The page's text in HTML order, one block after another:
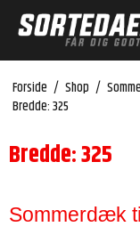
Forside / Shop /
Bredde: 325
Bredde: 325
Sommerdæk